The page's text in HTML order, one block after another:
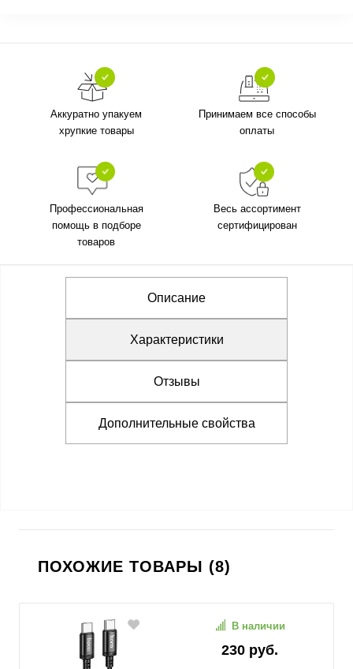
Аккуратно упакуем
хрупкие товары
Принимаем все способы
оплаты
Профессиональная
помощь в подборе
товаров
Весь ассортимент
сертифицирован
Описание
Характеристики
Отзывы
Дополнительные свойства
ПОХОЖИЕ ТОВАРЫ (8)
230 руб.
В наличии